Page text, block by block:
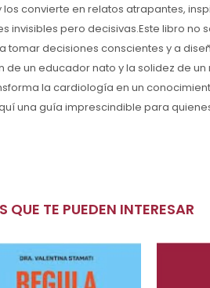
convierte en relatos atrapantes,
pero decisivas.Este libro no
tomar decisiones conscientes y a
un educador nato y la solidez de
la cardiología en un
una guía imprescindible para
QUE TE PUEDEN INTERESAR